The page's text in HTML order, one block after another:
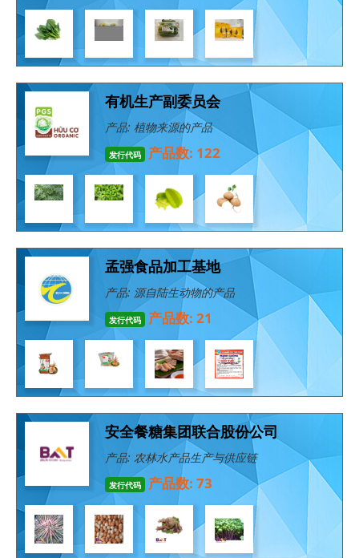
有机生产副委员会
产品: 植物来源的产品
发行代码 产品数: 122
孟强食品加工基地
产品: 源自陆生动物的产品
发行代码 产品数: 21
安全餐糖集团联合股份公司
产品: 农林水产品生产与供应链
发行代码 产品数: 73